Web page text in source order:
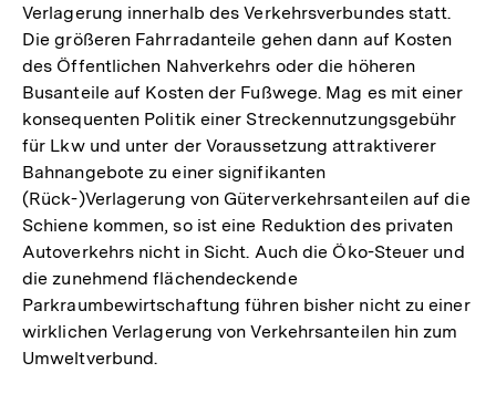
Verlagerung innerhalb des Verkehrsverbundes statt.
Die größeren Fahrradanteile gehen dann auf Kosten
des Öffentlichen Nahverkehrs oder die höheren
Busanteile auf Kosten der Fußwege. Mag es mit einer
konsequenten Politik einer Streckennutzungsgebühr
für Lkw und unter der Voraussetzung attraktiverer
Bahnangebote zu einer signifikanten
(Rück-)Verlagerung von Güterverkehrsanteilen auf die
Schiene kommen, so ist eine Reduktion des privaten
Autoverkehrs nicht in Sicht. Auch die Öko-Steuer und
die zunehmend flächendeckende
Parkraumbewirtschaftung führen bisher nicht zu einer
wirklichen Verlagerung von Verkehrsanteilen hin zum
Umweltverbund.